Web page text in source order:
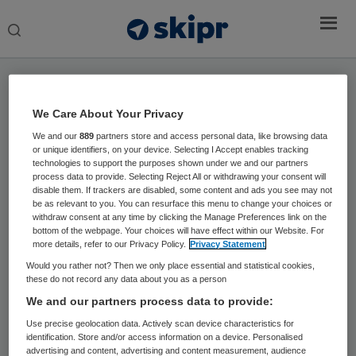
Search
drs. Chantal van den Berg
Spreker, auteur en expert op het gebied van
Neurowetenschappen
drs. Chantal van den Berg is spreker, auteur en
expert op het gebied van het brein in relatie tot hoe
je mensen kan helpen keuzes te maken zodat ze in
actie komen. Ze studeerde Bedrijfswetenschappen
en werkte 20 jaar bij zowel kleine als grotere
bedrijven en in diverse branches. Stuurde een team
van 25 professionals aan en verdiepte zich in het
We Care About Your Privacy
We and our889 partners store and access personal data, like browsing data
or unique identifiers, on your device. Selecting I Accept enables tracking
technologies to support the purposes shown under we and our partners
process data to provide. Selecting Reject All or withdrawing your consent will
disable them. If trackers are disabled, some content and ads you see may not
be as relevant to you. You can resurface this menu to change your choices or
withdraw consent at any time by clicking the Manage Preferences link on the
bottom of the webpage. Your choices will have effect within our Website. For
more details, refer to our Privacy Policy.
Privacy Statement
Would you rather not? Then we only place essential and statistical cookies,
these do not record any data about you as a person
We and our partners process data to provide:
Use precise geolocation data. Actively scan device characteristics for
identification. Store and/or access information on a device. Personalised
advertising and content, advertising and content measurement, audience